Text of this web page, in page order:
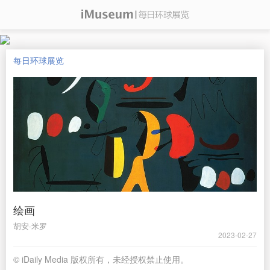
每日环球展览
绘画
胡安·米罗
2023-02-27
© iDaily Media 版权所有，未经授权禁止使用。